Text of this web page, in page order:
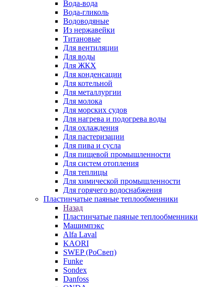
Вода-вода
Вода-гликоль
Водоводяные
Из нержавейки
Титановые
Для вентиляции
Для воды
Для ЖКХ
Для конденсации
Для котельной
Для металлургии
Для молока
Для морских судов
Для нагрева и подогрева воды
Для охлаждения
Для пастеризации
Для пива и сусла
Для пищевой промышленности
Для систем отопления
Для теплицы
Для химической промышленности
Для горячего водоснабжения
Пластинчатые паяные теплообменники
Назад
Пластинчатые паяные теплообменники
Машимпэкс
Alfa Laval
KAORI
SWEP (РоСвеп)
Funke
Sondex
Danfoss